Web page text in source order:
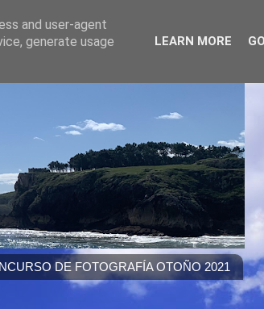
DE FOTOGRAFÍA OTOÑO 2021
and user-agent
generate usage
LEARN MORE